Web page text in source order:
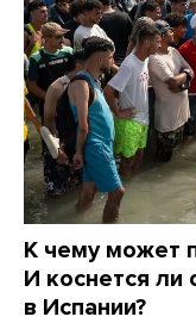
К чему может
И коснется ли
в Испании?